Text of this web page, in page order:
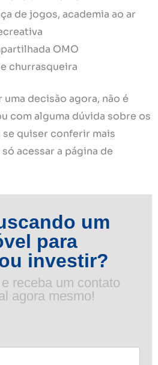
de jogos, academia ao ar
OMO
churrasqueira
decisão agora, não é
com alguma dúvida sobre os
quiser conferir mais
acessar a página de
um
para
investir?
receba um contato
agora mesmo!